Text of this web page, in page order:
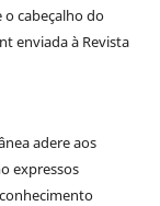
o cabeçalho do
enviada à Revista
adere aos
expressos